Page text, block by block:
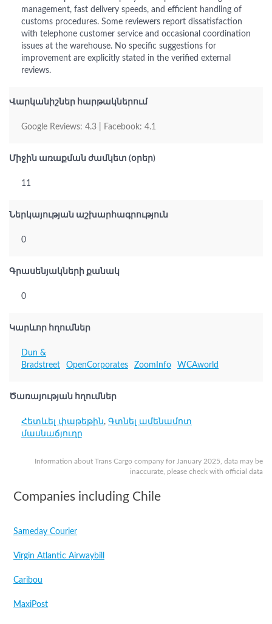
Information about Trans Cargo company for January 2025, data may be
inaccurate, please check with official data
management, fast delivery speeds, and efficient handling of
customs procedures. Some reviewers report dissatisfaction
with telephone customer service and occasional coordination
issues at the warehouse. No specific suggestions for
improvement are explicitly stated in the verified external
reviews.
Վարկանիշներ հարթակներում
Google Reviews: 4.3 | Facebook: 4.1
Միջին առաքման ժամկետ (օրեր)
11
Ներկայության աշխարհագրություն
0
Գրասենյակների քանակ
0
Կարևոր հղումներ
Dun &
Bradstreet
OpenCorporates ZoomInfo WCAworld
Ծառայության հղումներ
Հետևել փաթեթին, Գտնել ամենամոտ
մասնաճյուղը
Companies including Chile
Sameday Courier
Virgin Atlantic Airwaybill
Caribou
MaxiPost